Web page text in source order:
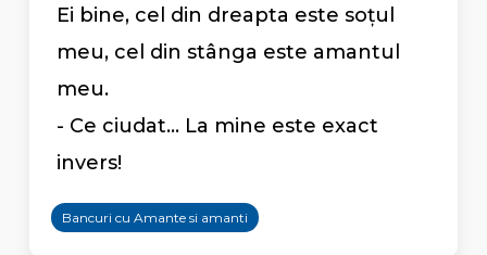
Ei bine, cel din dreapta este soțul
meu, cel din stânga este amantul
meu.
- Ce ciudat... La mine este exact
invers!
Bancuri cu Amante si amanti